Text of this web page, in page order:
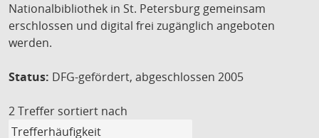
Nationalbibliothek in St. Petersburg gemeinsam
erschlossen und digital frei zugänglich angeboten
werden.
Status: DFG-gefördert, abgeschlossen 2005
2 Treffer sortiert nach